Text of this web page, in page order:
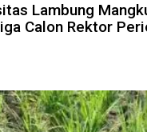
Lambung
Calon Rektor